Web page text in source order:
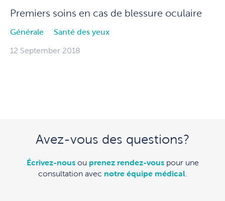
Premiers soins en cas de blessure oculaire
Générale Santé des yeux
12 September 2018
Avez-vous des questions?
Écrivez-nousou prenez rendez-vouspour une
consultation avec notre équipe médical.